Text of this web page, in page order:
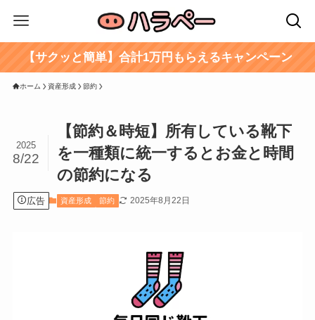
【サクッと簡単】合計1万円もらえるキャンペーン
ホーム 資産形成 節約
【節約＆時短】所有している靴下
を一種類に統一するとお金と時間
の節約になる
2025
8/22
広告 資産形成 節約 2025年8月22日